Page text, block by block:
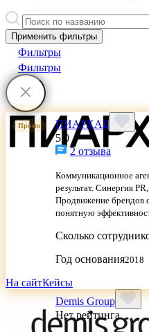
Применить фильтры
Фильтры
Фильтры
Промо
ПИАРХАБ
5.0
2 отзыва
Коммуникационное
результат. Синергия
Продвижение брендов
понятную
Сколько
Год основания2018
На сайтКейсы
Demis Group
Нет рейтинга